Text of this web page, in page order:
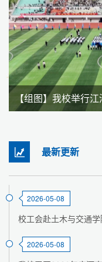
最新更新
2026-05-08
校工会赴土木与交通
2026-05-08